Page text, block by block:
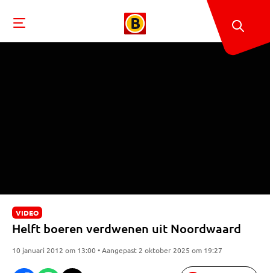
VIDEO
Helft boeren verdwenen uit Noordwaard
10 januari 2012 om 13:00 • Aangepast 2 oktober 2025 om 19:27